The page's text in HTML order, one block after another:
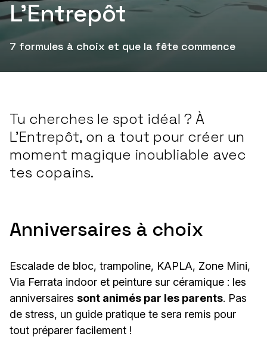
L'Entrepôt
7 formules à choix et que la fête commence
Tu cherches le spot idéal ? À
L'Entrepôt, on a tout pour créer un
moment magique inoubliable avec
tes copains.
Anniversaires à choix
Escalade de bloc, trampoline, KAPLA, Zone Mini,
Via Ferrata indoor et peinture sur céramique : les
anniversaires sont animés par les parents. Pas
de stress, un guide pratique te sera remis pour
tout préparer facilement !